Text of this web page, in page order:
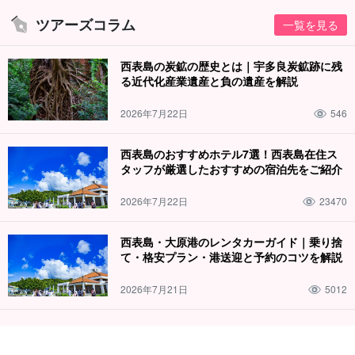
ツアーズコラム 一覧を見る
西表島の炭鉱の歴史とは｜宇多良炭鉱跡に残
る近代化産業遺産と負の遺産を解説
2026年7月22日 546
西表島のおすすめホテル7選！西表島在住ス
タッフが厳選したおすすめの宿泊先をご紹介
2026年7月22日 23470
西表島・大原港のレンタカーガイド｜乗り捨
て・格安プラン・港送迎と予約のコツを解説
2026年7月21日 5012